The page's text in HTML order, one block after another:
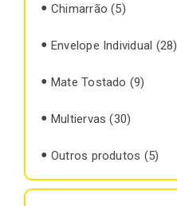
Chimarrão (5)
Envelope Individual (28)
Mate Tostado (9)
Multiervas (30)
Outros produtos (5)